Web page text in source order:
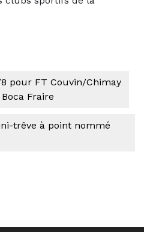
8 pour FT Couvin/Chimay
Fraire
trêve à point nommé